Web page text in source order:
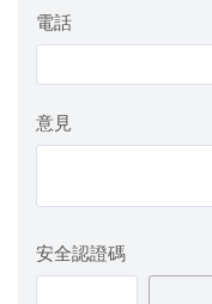
電話
意見
安全認證碼